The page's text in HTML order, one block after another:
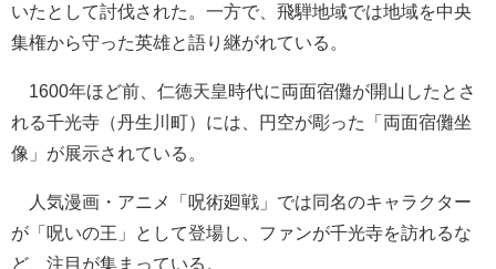
いたとして討伐された。一方で、飛騨地域では地域を中央
集権から守った英雄と語り継がれている。
1600年ほど前、仁徳天皇時代に両面宿儺が開山したとさ
れる千光寺（丹生川町）には、円空が彫った「両面宿儺坐
像」が展示されている。
人気漫画・アニメ「呪術廻戦」では同名のキャラクター
が「呪いの王」として登場し、ファンが千光寺を訪れるな
ど、注目が集まっている。